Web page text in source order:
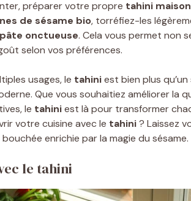
préparer votre propre tahini maison
de sésame bio, torréfiez-les
pâte onctueuse. Cela vous permet non
selon vos préférences.
usages, le tahiniest bien plus
Que vous souhaitiez améliorer la
le tahiniest là pour transformer
votre cuisine avec le tahini? Laissez
enrichie par la magie du sésame.
le tahini